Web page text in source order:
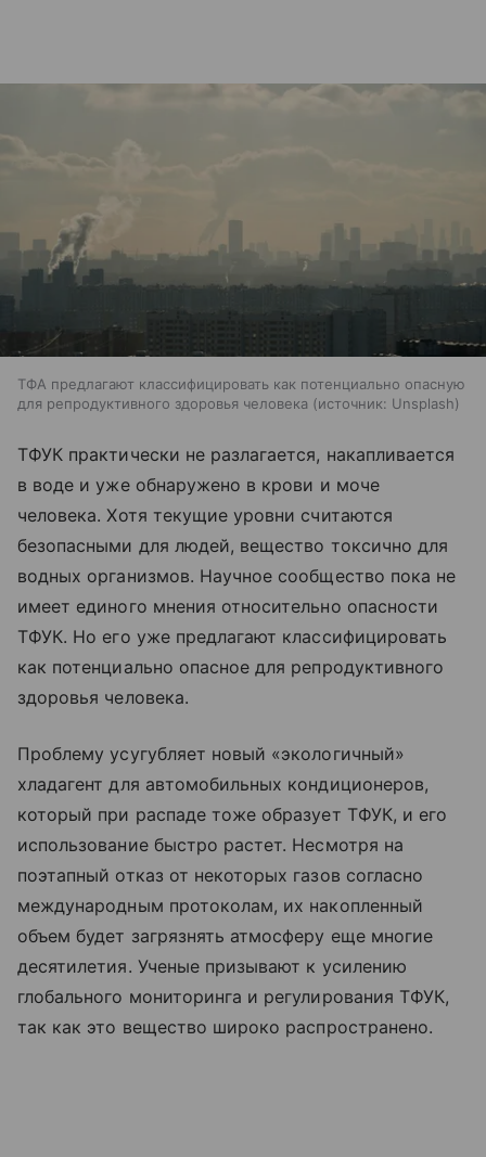
ТФА предлагают классифицировать как потенциально опасную
для репродуктивного здоровья человека
источник: Unsplash
ТФУК практически не разлагается, накапливается
в воде и уже обнаружено в крови и моче
человека. Хотя текущие уровни считаются
безопасными для людей, вещество токсично для
водных организмов. Научное сообщество пока не
имеет единого мнения относительно опасности
ТФУК. Но его уже предлагают классифицировать
как потенциально опасное для репродуктивного
здоровья человека.
Проблему усугубляет новый «экологичный»
хладагент для автомобильных кондиционеров,
который при распаде тоже образует ТФУК, и его
использование быстро растет. Несмотря на
поэтапный отказ от некоторых газов согласно
международным протоколам, их накопленный
объем будет загрязнять атмосферу еще многие
десятилетия. Ученые призывают к усилению
глобального мониторинга и регулирования ТФУК,
так как это вещество широко распространено.